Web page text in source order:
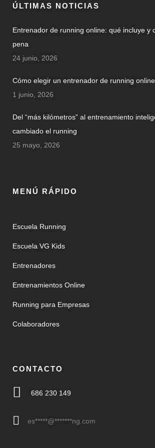
ÚLTIMAS NOTICIAS
Entrenador de running online: qué incluye y
pena
24 junio, 2026
Cómo elegir un entrenador de running online
1 junio, 2026
Del “más kilómetros” al entrenamiento
cambiado el running
25 mayo, 2026
MENÚ RÁPIDO
Escuela Running
Escuela VG Kids
Entrenadores
Entrenamientos Online
Running para Empresas
Colaboradores
CONTACTO
686 230 149
es*****@*******ng.com